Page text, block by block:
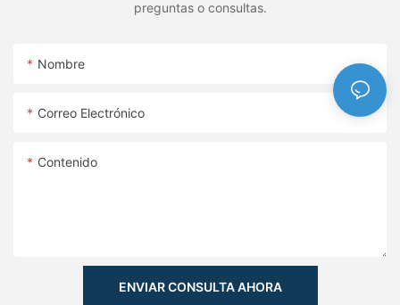
preguntas o consultas.
Nombre
Correo Electrónico
Contenido
ENVIAR CONSULTA AHORA